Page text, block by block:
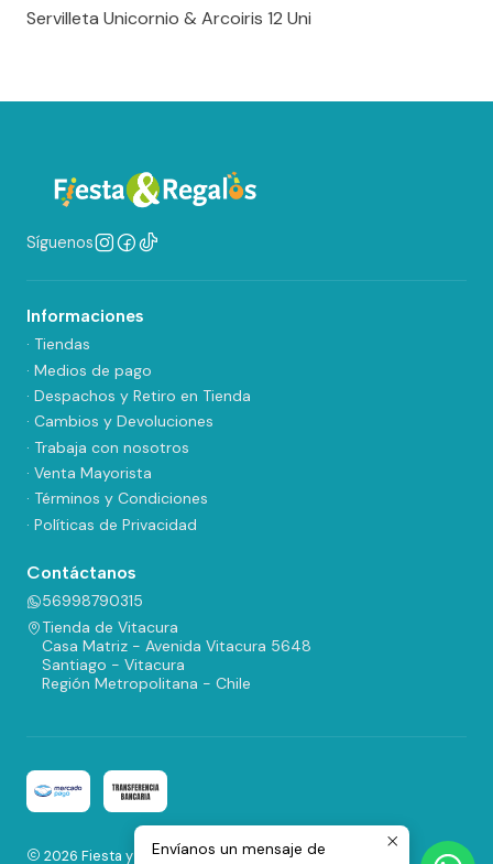
Servilleta Unicornio & Arcoiris 12 Uni
Síguenos
Informaciones
· Tiendas
· Medios de pago
· Despachos y Retiro en Tienda
· Cambios y Devoluciones
· Trabaja con nosotros
· Venta Mayorista
· Términos y Condiciones
· Políticas de Privacidad
Contáctanos
56998790315
Tienda de Vitacura
Casa Matriz - Avenida Vitacura 5648
Santiago - Vitacura
Región Metropolitana - Chile
2026 Fiesta y Regalos.Envíanos un mensaje de